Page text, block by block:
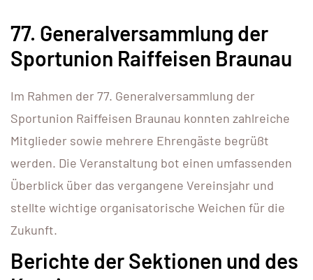
77. Generalversammlung der
Sportunion Raiffeisen Braunau
Im Rahmen der 77. Generalversammlung der
Sportunion Raiffeisen Braunau konnten zahlreiche
Mitglieder sowie mehrere Ehrengäste begrüßt
werden. Die Veranstaltung bot einen umfassenden
Überblick über das vergangene Vereinsjahr und
stellte wichtige organisatorische Weichen für die
Zukunft.
Berichte der Sektionen und des